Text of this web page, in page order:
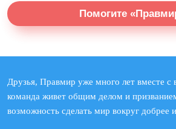
Помогите
Друзья, Правмир уже много лет вместе с
команда живет общим делом и
возможность сделать мир вокруг добрее